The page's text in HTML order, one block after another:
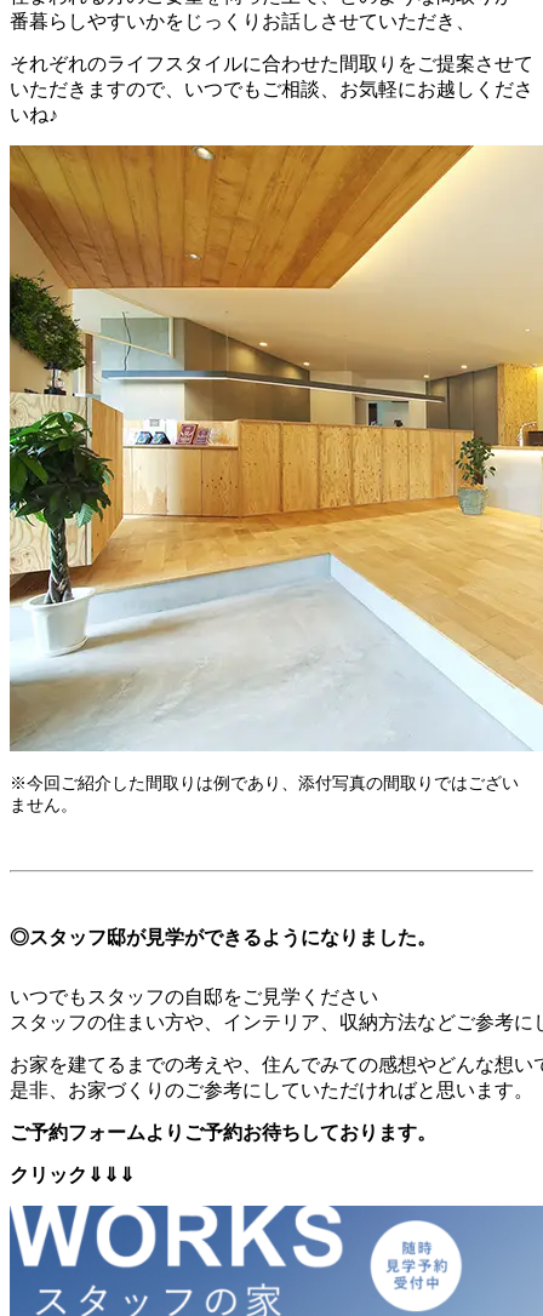
番暮らしやすいかをじっくりお話しさせていただき、
それぞれのライフスタイルに合わせた間取りをご提案させて
いただきますので、いつでもご相談、お気軽にお越しくださ
いね♪
※今回ご紹介した間取りは例であり、添付写真の間取りではござい
ません。
◎スタッフ邸が見学ができるようになりました。
いつでもスタッフの自邸をご見学ください
スタッフの住まい方や、インテリア、収納方法などご参考
お家を建てるまでの考えや、住んでみての感想やどんな想
是非、お家づくりのご参考にしていただければと思います。
ご予約フォームよりご予約お待ちしております。
クリック⇓⇓⇓